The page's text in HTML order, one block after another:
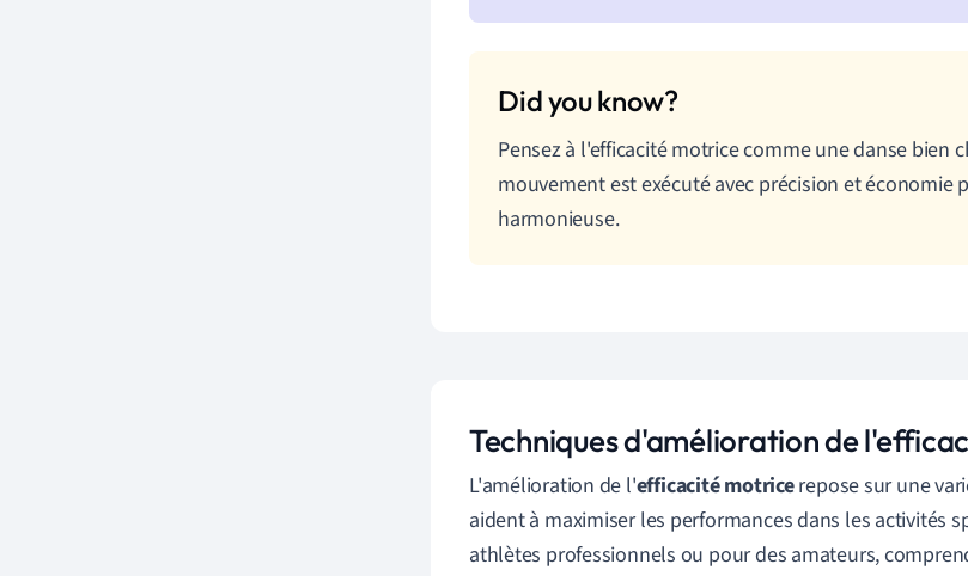
Pensez à l'efficacité motrice comme une danse bien
mouvement est exécuté avec précision et économie
harmonieuse.
Techniques d'amélioration de
L'amélioration de l'efficacité motricerepose sur une
aident à maximiser les performances dans les activités
athlètes professionnels ou pour des amateurs,